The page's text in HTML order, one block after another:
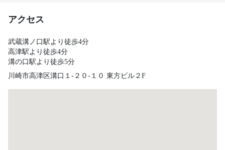
アクセス
武蔵溝ノ口駅より徒歩4分
高津駅より徒歩4分
溝の口駅より徒歩5分
川崎市高津区溝口１-２０-１０ 東方ビル２F